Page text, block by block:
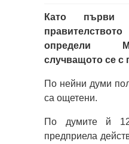
Като
определи
случващото се с
По нейни думи
са ощетени.
По думите й
предприела